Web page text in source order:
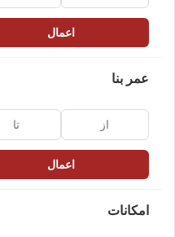
اعمال
عمر بنا
اعمال
امکانات